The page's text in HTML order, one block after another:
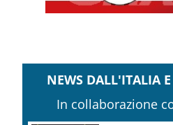
NEWS DALL'ITALIA
In collaborazione